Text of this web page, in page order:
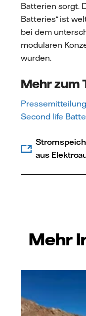
Batterien sorgt.
Batteries“ ist
bei dem
modularen
wurden.
Mehr zum
Second life
aus
Mehr